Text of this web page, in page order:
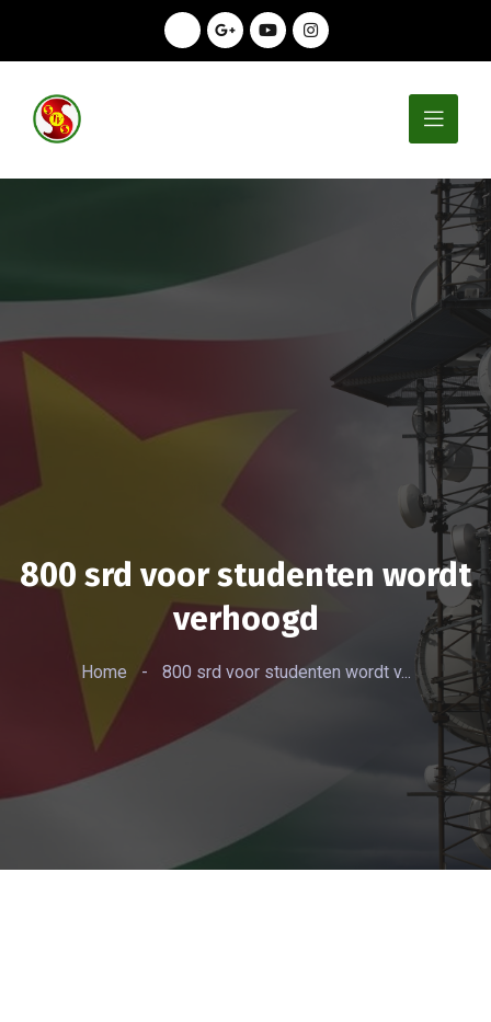
800 srd voor studenten wordt
verhoogd
Home - 800 srd voor studenten wordt v...